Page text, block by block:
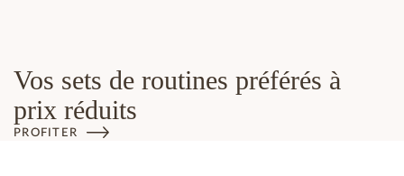
Vos sets de routines préférés à
prix réduits
PROFITER